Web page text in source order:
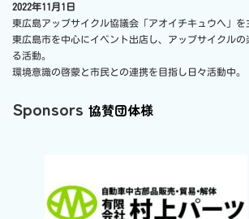
2022年11月1日
東広島アップサイクル協議会「アオイチキュウヘ」を
東広島市を中心にイベント出店し、アップサイクルの
る活動。
環境意識の啓蒙と市民との連携を目指し日々活動中。
Sponsors 協賛団体様